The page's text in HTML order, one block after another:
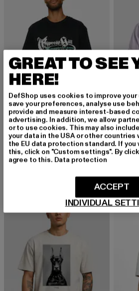
MERCHCODE
Cypress Hill Temples Of Boom Oversize
21,99 EUR
Derzeitiger Preis: 21,99 EUR
24,99 EURAktionspreis: 24,99
-40%
GREAT TO SEE
HERE!
DefShop uses cookies to improve
save your preferences, analyse use
provide and measure interest-based
advertising. In addition, we allow
or to use cookies. This may also
your data in the USA or other countries
the EU data protection standard. If you
this, click on "Custom settings". By
agree to this. Data protection
INDIVIDUAL
ACCEPT